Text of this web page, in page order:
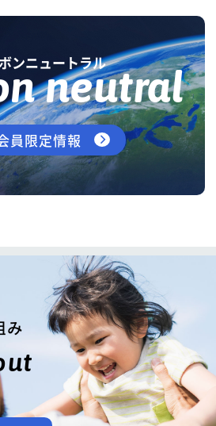
ンニュートラル
neutral
員限定情報
み